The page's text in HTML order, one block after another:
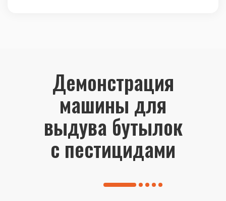
Демонстрация
машины для
выдува бутылок
с пестицидами